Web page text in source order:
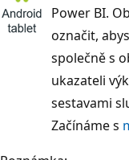
Power BI.
označit,
společně s
ukazateli
sestavami
Začínáme s